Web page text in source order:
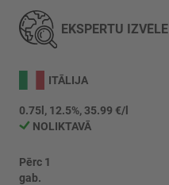
uz
galerijas
sākumu
EKSPERTU IZVĒLE
ITĀLIJA
0.75l, 12.5%, 35.99 €/l
NOLIKTAVĀ
Pērc 1
gab.